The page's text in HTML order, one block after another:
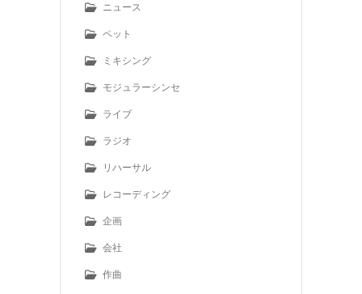
ニュース
ペット
ミキシング
モジュラーシンセ
ライブ
ラジオ
リハーサル
レコーディング
企画
会社
作曲